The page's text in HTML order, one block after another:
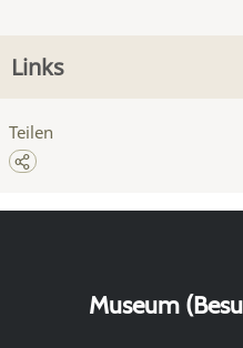
Links
Teilen
Museum